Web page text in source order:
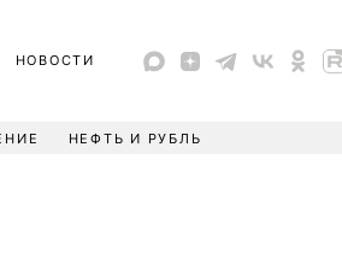
НОВОСТИ
НЕФТЬ И РУБЛЬ